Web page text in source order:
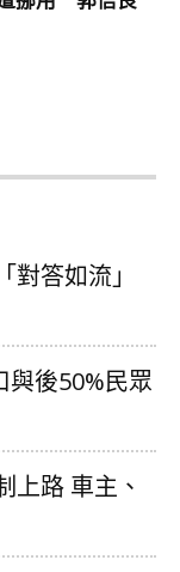
答如流」
與後50%民眾
上路 車主、